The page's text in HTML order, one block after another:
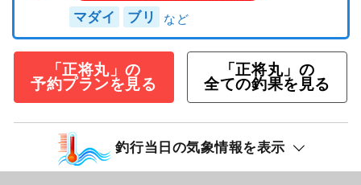
マダイ ブリ
「正将丸」の
予約プランを見る
「正将丸」の
全ての釣果を見る
釣行当日の気象情報を表示